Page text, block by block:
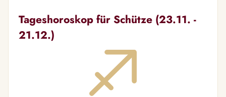
Tageshoroskop für Schütze (23.11. -
21.12.)